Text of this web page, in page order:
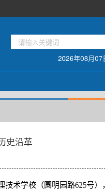
2026年08月07
史沿革
技术学校（圆明园路625号）